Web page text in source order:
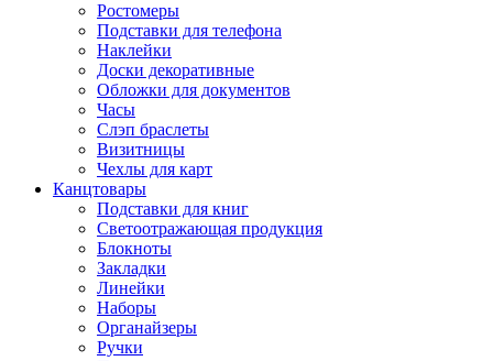
Ростомеры
Подставки для телефона
Наклейки
Доски декоративные
Обложки для документов
Часы
Слэп браслеты
Визитницы
Чехлы для карт
Канцтовары
Подставки для книг
Светоотражающая продукция
Блокноты
Закладки
Линейки
Наборы
Органайзеры
Ручки